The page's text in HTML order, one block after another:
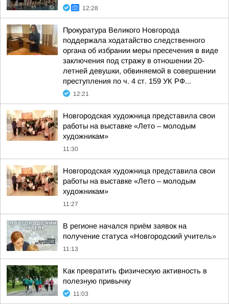
12:28
Прокуратура Великого Новгорода
поддержала ходатайство следственного
органа об избрании меры пресечения в виде
заключения под стражу в отношении 20-
летней девушки, обвиняемой в совершении
преступления по ч. 4 ст. 159 УК РФ...
12:21
Новгородская художница представила свои
работы на выставке «Лето – молодым
художникам»
11:30
Новгородская художница представила свои
работы на выставке «Лето – молодым
художникам»
11:27
В регионе начался приём заявок на
получение статуса «Новгородский учитель»
11:13
Как превратить физическую активность в
полезную привычку
11:03